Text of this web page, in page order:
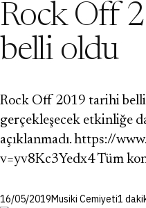
Rock Off
belli oldu
Rock Off 2019 tarihi
gerçekleşecek etkinliğe
açıklanmadı. https://
v=yv8Kc3Yedx4 Tüm
16/05/2019Musiki Cemiyeti1